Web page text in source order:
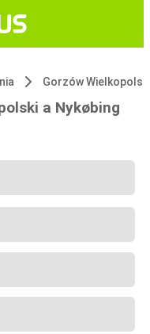
Gorzów Wielkopolski
a Nykøbing